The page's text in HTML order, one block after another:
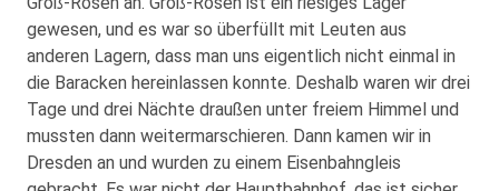
gewesen, und es war so überfüllt mit Leuten aus
anderen Lagern, dass man uns eigentlich nicht einmal in
die Baracken hereinlassen konnte. Deshalb waren wir drei
Tage und drei Nächte draußen unter freiem Himmel und
mussten dann weitermarschieren. Dann kamen wir in
Dresden an und wurden zu einem Eisenbahn­gleis